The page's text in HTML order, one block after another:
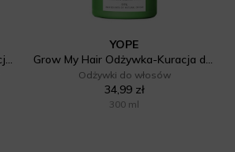
Grow My Hair Mikropeeling-Kuracja do skóry głowy
YOPE
Grow My Hair Odżywka-Kuracja do włosów
Odżywki do włosów
34,99 zł
300 ml